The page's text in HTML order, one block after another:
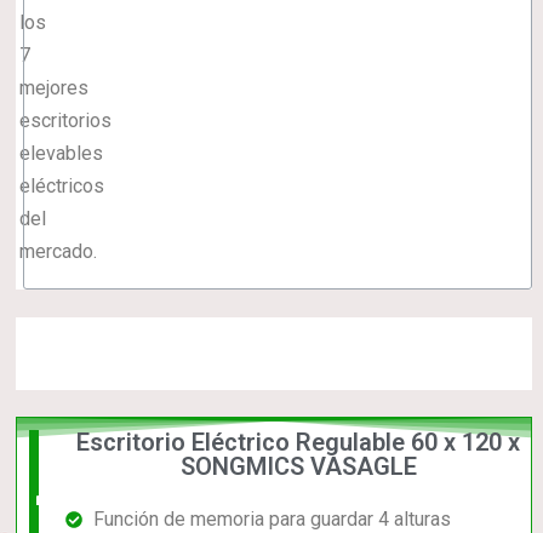
los
7
mejores
escritorios
elevables
eléctricos
del
mercado.
mejor
Escritorio Eléctrico Regulable 60 x 120 x
SONGMICS VASAGLE
Función de memoria para guardar 4 alturas